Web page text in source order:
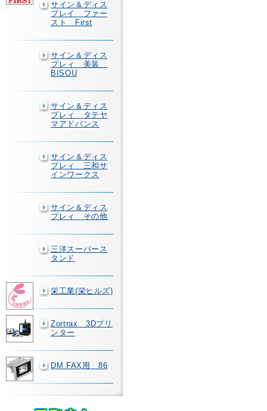
サイン＆ディス
プレイ ファー
スト First
サイン＆ディス
プレィ 美装
BISOU
サイン＆ディス
プレィ タテヤ
マアドバンス
サイン＆ディス
プレィ 三和サ
インワークス
サイン＆ディス
プレィ その他
三洋スーパース
タンド
栄工業(栄ヒルズ)
Zortrax 3Dプリ
ンター
DM FAX用 86